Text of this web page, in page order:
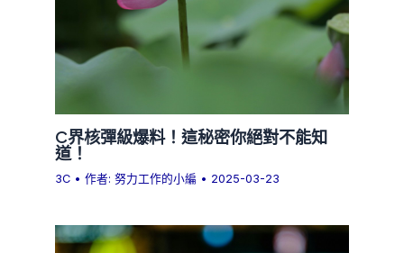
C界核彈級爆料！這秘密你絕對不能知
道！
3C • 作者:努力工作的小編 • 2025-03-23